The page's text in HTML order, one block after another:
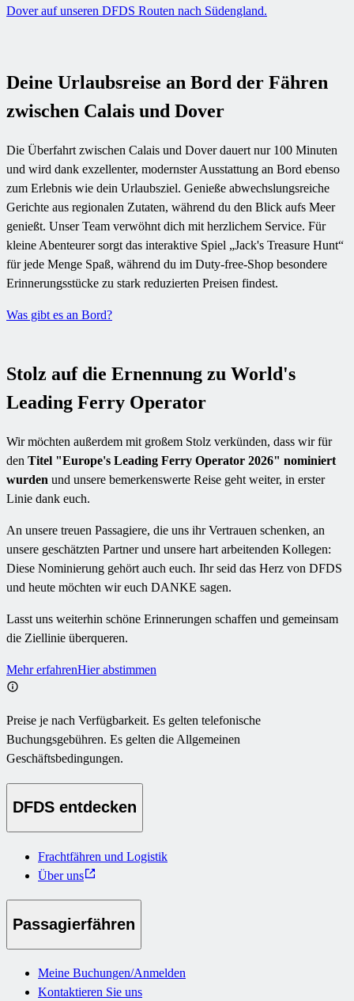
Dover auf unseren DFDS Routen nach Südengland.
Deine Urlaubsreise an Bord der Fähren
zwischen Calais und Dover
Die Überfahrt zwischen Calais und Dover dauert nur 100 Minuten
und wird dank exzellenter, modernster Ausstattung an Bord ebenso
zum Erlebnis wie dein Urlaubsziel. Genieße abwechslungsreiche
Gerichte aus regionalen Zutaten, während du den Blick aufs Meer
genießt. Unser Team verwöhnt dich mit herzlichem Service. Für
kleine Abenteurer sorgt das interaktive Spiel „Jack's Treasure Hunt“
für jede Menge Spaß, während du im Duty-free-Shop besondere
Erinnerungsstücke zu stark reduzierten Preisen findest.
Was gibt es an Bord?
Stolz auf die Ernennung zu World's
Leading Ferry Operator
Wir möchten außerdem mit großem Stolz verkünden, dass wir für
den Titel "Europe's Leading Ferry Operator 2026" nominiert
wurden und unsere bemerkenswerte Reise geht weiter, in erster
Linie dank euch.
An unsere treuen Passagiere, die uns ihr Vertrauen schenken, an
unsere geschätzten Partner und unsere hart arbeitenden Kollegen:
Diese Nominierung gehört auch euch. Ihr seid das Herz von DFDS
und heute möchten wir euch DANKE sagen.
Lasst uns weiterhin schöne Erinnerungen schaffen und gemeinsam
die Ziellinie überqueren.
Mehr erfahrenHier abstimmen
Preise je nach Verfügbarkeit. Es gelten telefonische
Buchungsgebühren. Es gelten die Allgemeinen
Geschäftsbedingungen.
DFDS entdecken
Frachtfähren und Logistik
Über uns
Passagierfähren
Meine Buchungen/Anmelden
Kontaktieren Sie uns